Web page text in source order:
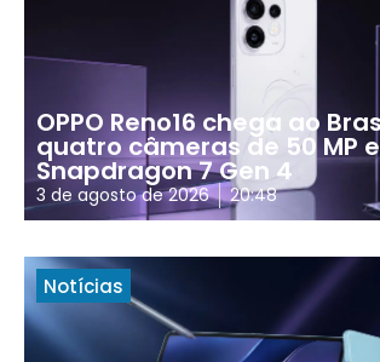
OPPO Reno16 chega ao
quatro câmeras de 50 MP e
Snapdragon 7 Gen 4
3 de agosto de 2026 20:48
Notícias